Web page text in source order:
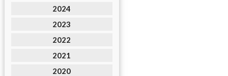
2024
2023
2022
2021
2020